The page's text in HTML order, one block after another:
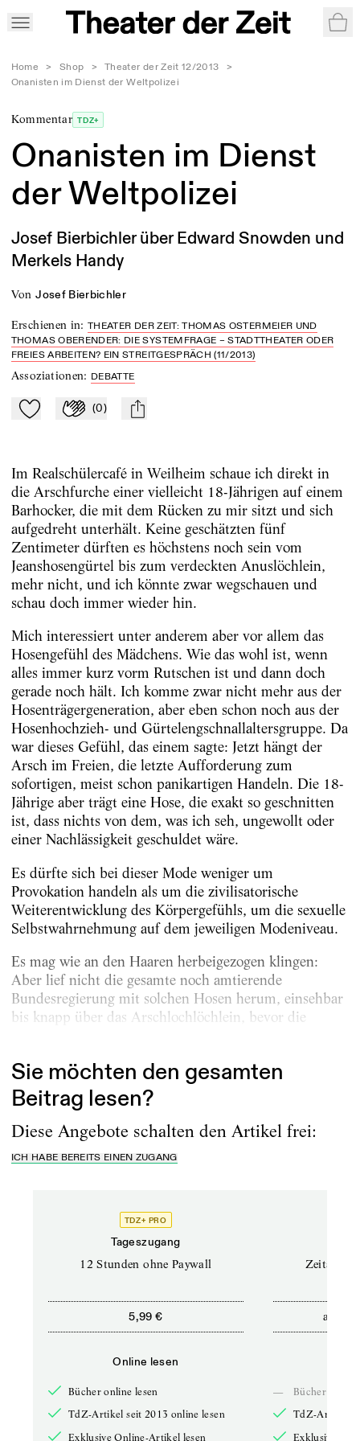
Home > Shop > Theater der Zeit 12/2013
>
Onanisten im Dienst der Weltpolizei
Kommentar TDZ+
Onanisten im Dienst
der Weltpolizei
Josef Bierbichler über Edward Snowden und
Merkels Handy
von Josef Bierbichler
Erschienen in:THEATER DER ZEIT: THOMAS OSTERMEIER UND
THOMAS OBERENDER: DIE SYSTEMFRAGE – STADTTHEATER ODER
FREIES ARBEITEN? EIN STREITGESPRÄCH (11/2013)
Assoziationen: DEBATTE
Zu Mein-TdZ hinzufügen
Applaudieren
(0) mail
Im Realschülercafé in Weilheim schaue ich direkt in
die Arschfurche einer vielleicht 18-Jährigen auf einem
Barhocker, die mit dem Rücken zu mir sitzt und sich
aufgedreht unterhält. Keine geschätzten fünf
Zentimeter dürften es höchstens noch sein vom
Jeanshosengürtel bis zum verdeckten Anuslöchlein,
mehr nicht, und ich könnte zwar wegschauen und
schau doch immer wieder hin.
Mich interessiert unter anderem aber vor allem das
Hosengefühl des Mädchens. Wie das wohl ist, wenn
alles immer kurz vorm Rutschen ist und dann doch
gerade noch hält. Ich komme zwar nicht mehr aus der
Hosenträgergeneration, aber eben schon noch aus der
Hosenhochzieh- und Gürtelengschnallaltersgruppe. Da
war dieses Gefühl, das einem sagte: Jetzt hängt der
Arsch im Freien, die letzte Aufforderung zum
sofortigen, meist schon panikartigen Handeln. Die 18-
Jährige aber trägt eine Hose, die exakt so geschnitten
ist, dass nichts von dem, was ich seh, ungewollt oder
einer Nachlässigkeit geschuldet wäre.
Es dürfte sich bei dieser Mode weniger um
Provokation handeln als um die zivilisatorische
Weiterentwicklung des Körpergefühls, um die sexuelle
Selbstwahrnehmung auf dem jeweiligen Modeniveau.
Es mag wie an den Haaren herbeigezogen klingen:
Aber lief nicht die gesamte noch amtierende
Bundesregierung mit solchen Hosen herum, einsehbar
bis knapp über das Arschlochlöchlein, bevor die
Sie möchten den gesamten
Beitrag lesen?
Diese Angebote schalten den Artikel frei:
ICH HABE BEREITS EINEN ZUGANG
TDZ+ PRO
Tageszugang
12 Stunden ohne Paywall
5,99 €
Online lesen
Bücher online lesen
TdZ-Artikel seit 2013 online lesen
Exklusive Online-Artikel lesen
ab
—
Bücher online
TdZ-Artikel
Exklusive